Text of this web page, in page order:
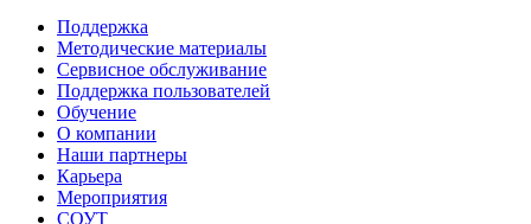
Поддержка
Методические материалы
Сервисное обслуживание
Поддержка пользователей
Обучение
О компании
Наши партнеры
Карьера
Мероприятия
СОУТ